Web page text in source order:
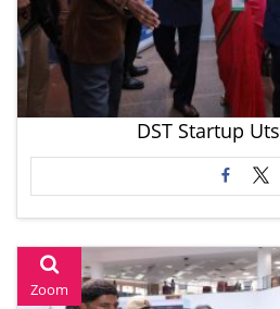
DST Startup
Zoom